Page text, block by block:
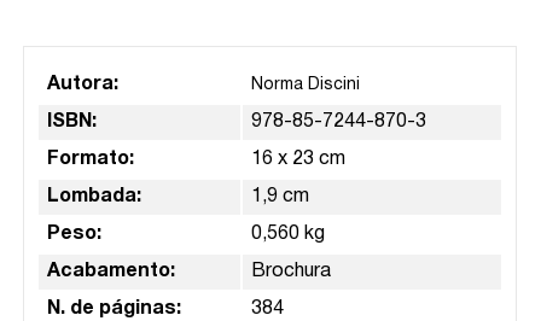
Autora: Norma Discini
ISBN: 978-85-7244-870-3
Formato: 16 x 23 cm
Lombada: 1,9 cm
Peso: 0,560 kg
Acabamento: Brochura
N. de páginas: 384